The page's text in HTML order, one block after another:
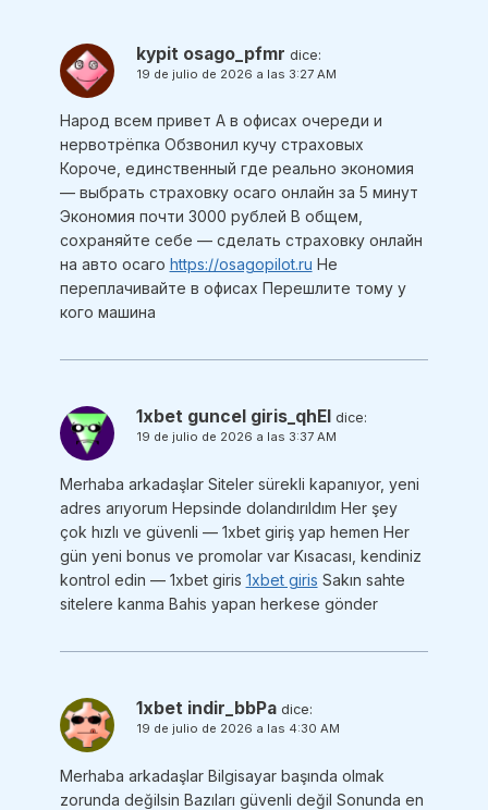
kypit osago_pfmr dice:
19 de julio de 2026 a las 3:27 AM
Народ всем привет А в офисах очереди и
нервотрёпка Обзвонил кучу страховых
Короче, единственный где реально экономия
— выбрать страховку осаго онлайн за 5 минут
Экономия почти 3000 рублей В общем,
сохраняйте себе — сделать страховку онлайн
на авто осаго https://osagopilot.ru Не
переплачивайте в офисах Перешлите тому у
кого машина
1xbet guncel giris_qhEl dice:
19 de julio de 2026 a las 3:37 AM
Merhaba arkadaşlar Siteler sürekli kapanıyor, yeni
adres arıyorum Hepsinde dolandırıldım Her şey
çok hızlı ve güvenli — 1xbet giriş yap hemen Her
gün yeni bonus ve promolar var Kısacası, kendiniz
kontrol edin — 1xbet giris 1xbet giris Sakın sahte
sitelere kanma Bahis yapan herkese gönder
1xbet indir_bbPa dice:
19 de julio de 2026 a las 4:30 AM
Merhaba arkadaşlar Bilgisayar başında olmak
zorunda değilsin Bazıları güvenli değil Sonunda en